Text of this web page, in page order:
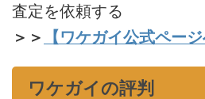
査定を依頼する
＞＞
【ワケガイ公式ページ
ワケガイの評判